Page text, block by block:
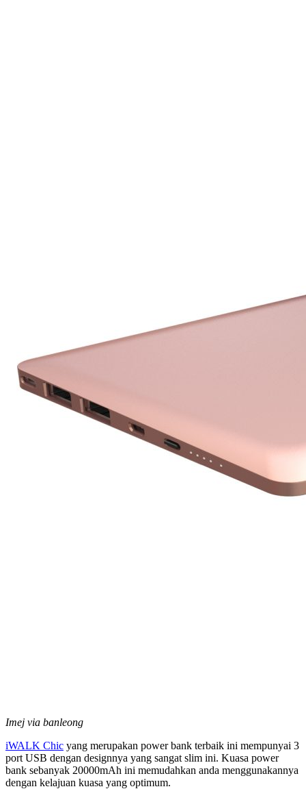
Imej via banleong
iWALK Chic yang merupakan power bank terbaik ini mempunyai 3
port USB dengan designnya yang sangat slim ini. Kuasa power
bank sebanyak 20000mAh ini memudahkan anda menggunakannya
dengan kelajuan kuasa yang optimum.